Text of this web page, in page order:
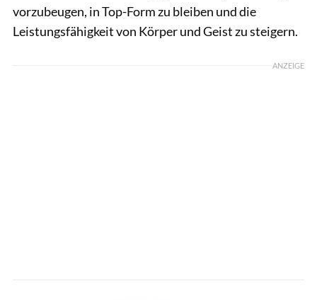
vorzubeugen, in Top-Form zu bleiben und die
Leistungsfähigkeit von Körper und Geist zu steigern.
ANZEIGE